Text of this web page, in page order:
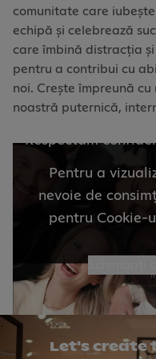
comunitate care
echipă și celebrează
care îmbină distracția
pentru a contribui cu
noi. Crește împreună
noastră puternică,
Let's create
Respectăm
Pentru a
nevoie de
pentru Cookie-